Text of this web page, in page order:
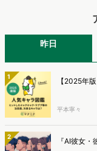
昨日
1 【2025年
平本寧々
2 『AI彼女